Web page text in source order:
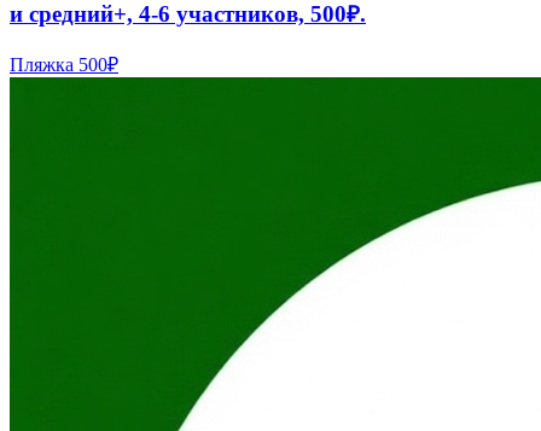
и средний+, 4-6 участников, 500₽.
Пляжка 500₽